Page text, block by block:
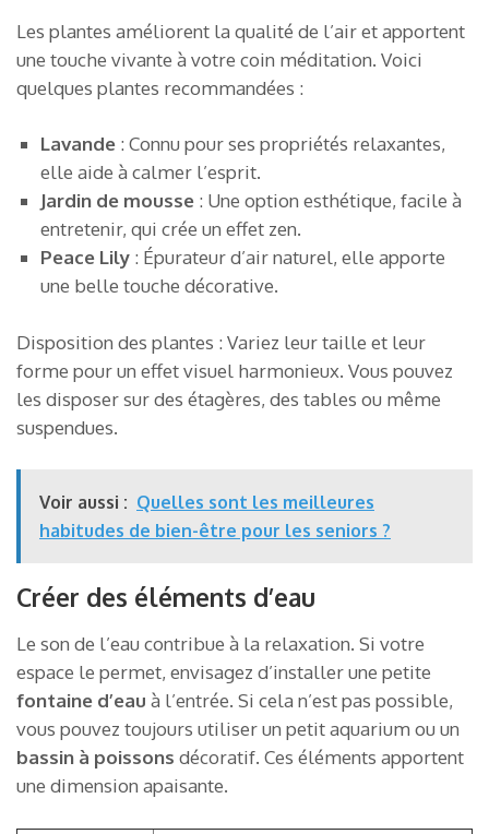
Les plantes améliorent la qualité de l’air et apportent
une touche vivante à votre coin méditation. Voici
quelques plantes recommandées :
Lavande : Connu pour ses propriétés relaxantes,
elle aide à calmer l’esprit.
Jardin de mousse : Une option esthétique, facile à
entretenir, qui crée un effet zen.
Peace Lily : Épurateur d’air naturel, elle apporte
une belle touche décorative.
Disposition des plantes : Variez leur taille et leur
forme pour un effet visuel harmonieux. Vous pouvez
les disposer sur des étagères, des tables ou même
suspendues.
Voir aussi : Quelles sont les meilleures
habitudes de bien-être pour les seniors ?
Créer des éléments d’eau
Le son de l’eau contribue à la relaxation. Si votre
espace le permet, envisagez d’installer une petite
fontaine d’eau à l’entrée. Si cela n’est pas possible,
vous pouvez toujours utiliser un petit aquarium ou un
bassin à poissons décoratif. Ces éléments apportent
une dimension apaisante.